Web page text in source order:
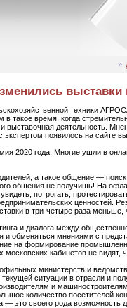
»
техники
в такое время, когда
деятельность.
появилось на сайте
2020 года. Многие ушли в
а такое общение —
общения не получишь! На
потрогать,
ценностей.
в три-четыре раза меньше,
и диалога между
обменяться мнениями с
на формирование
кабинетов не видят,
министерств и
ситуации в отрасли и
и машиностроителям.
количество посетителей
это своего рода возможность